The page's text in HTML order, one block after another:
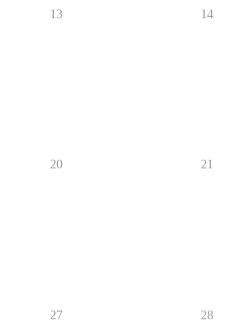
13 14
20 21
27 28